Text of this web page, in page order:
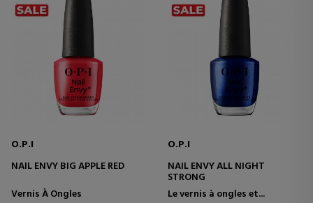
O.P.I
NAIL ENVY BIG APPLE RED
Vernis À Ongles
O.P.I
NAIL ENVY ALL NIGHT
STRONG
Le vernis à ongles et...